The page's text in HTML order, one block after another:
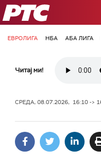
РТС
ЕВРОЛИГА НБА АБА ЛИГА
Читај ми!
СРЕДА, 08.07.2026, 16:10 ->